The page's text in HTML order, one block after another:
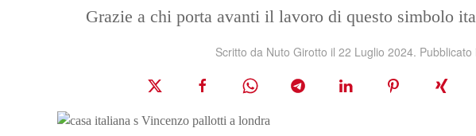
Grazie a chi porta avanti il lavoro di questo simbolo
Scritto da Nuto Girotto il 22 Luglio 2024. Pubblicato